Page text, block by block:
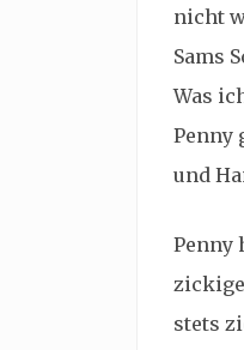
nicht
Sams
Was
Penny
und
Penny
stets